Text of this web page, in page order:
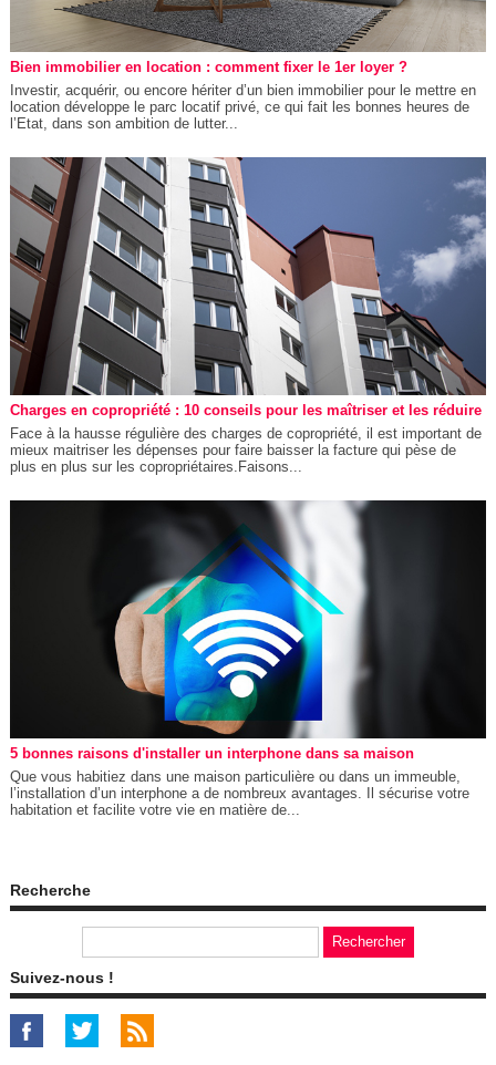
Bien immobilier en location : comment fixer le 1er loyer ?
Investir, acquérir, ou encore hériter d’un bien immobilier pour le mettre en
location développe le parc locatif privé, ce qui fait les bonnes heures de
l’Etat, dans son ambition de lutter...
Charges en copropriété : 10 conseils pour les maîtriser et les réduire
Face à la hausse régulière des charges de copropriété, il est important de
mieux maitriser les dépenses pour faire baisser la facture qui pèse de
plus en plus sur les copropriétaires.Faisons...
5 bonnes raisons d'installer un interphone dans sa maison
Que vous habitiez dans une maison particulière ou dans un immeuble,
l’installation d’un interphone a de nombreux avantages. Il sécurise votre
habitation et facilite votre vie en matière de...
Recherche
Suivez-nous !